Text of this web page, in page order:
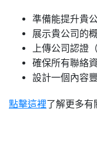
準備能提升貴
展示貴公司的
上傳公司認證
確保所有聯絡
設計一個內容
點擊這裡了解更多有